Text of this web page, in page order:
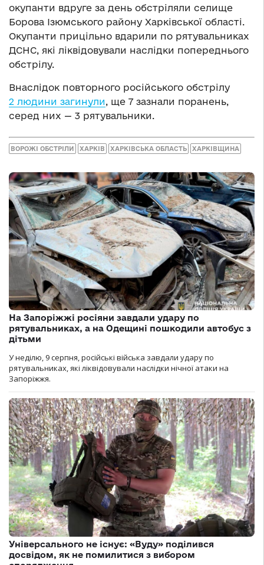
окупанти вдруге за день обстріляли селище
Борова Ізюмського району Харківської області.
Окупанти прицільно вдарили по рятувальниках
ДСНС, які ліквідовували наслідки попереднього
обстрілу.
Внаслідок повторного російського обстрілу
2 людини загинули, ще 7 зазнали поранень,
серед них — 3 рятувальники.
ВОРОЖІ ОБСТРІЛИ ХАРКІВ ХАРКІВСЬКА ОБЛАСТЬ ХАРКІВЩИНА
На Запоріжжі росіяни завдали удару по
рятувальниках, а на Одещині пошкодили автобус з
дітьми
У неділю, 9 серпня, російські війська завдали удару по
рятувальниках, які ліквідовували наслідки нічної атаки на
Запоріжжя.
Універсального не існує: «Вуду» поділився
досвідом, як не помилитися з вибором